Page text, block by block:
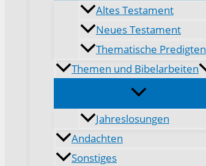
Altes Testament
Neues Testament
Thematische Predigten
Themen und Bibelarbeiten
Jahreslosungen
Andachten
Sonstiges